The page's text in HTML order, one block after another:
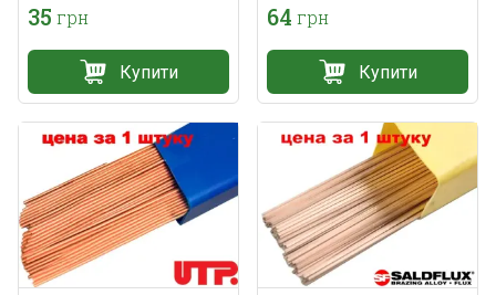
35 грн
Купити
64 грн
Купити